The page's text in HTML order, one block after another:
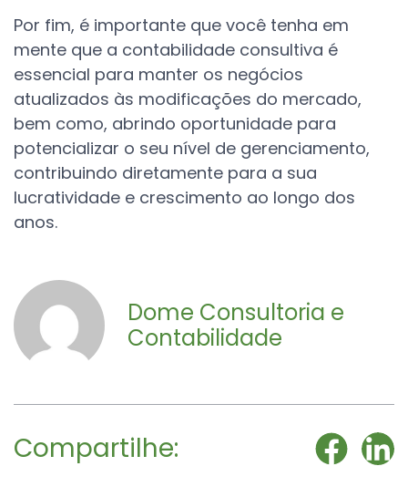
Por fim, é importante que você tenha em
mente que a contabilidade consultiva é
essencial para manter os negócios
atualizados às modificações do mercado,
bem como, abrindo oportunidade para
potencializar o seu nível de gerenciamento,
contribuindo diretamente para a sua
lucratividade e crescimento ao longo dos
anos.
Dome Consultoria e
Contabilidade
Compartilhe: